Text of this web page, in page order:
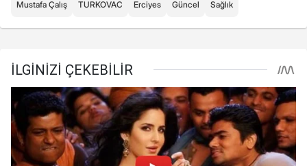
Mustafa Çalış TURKOVAC Erciyes Güncel Sağlık